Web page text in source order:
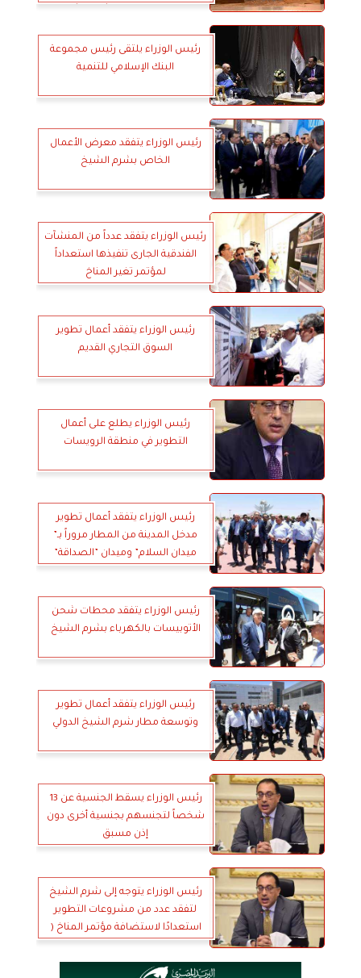
رئيس الوزراء يلتقى رئيس مجموعة
البنك الإسلامي للتنمية
رئيس الوزراء يتفقد معرض الأعمال
الخاص بشرم الشيخ
رئيس الوزراء يتفقد عدداً من المنشآت
الفندقية الجارى تنفيذها استعداداً
لمؤتمر تغير المناخ
رئيس الوزراء يتفقد أعمال تطوير
السوق التجاري القديم
رئيس الوزراء يطلع على أعمال
التطوير في منطقة الرويسات
رئيس الوزراء يتفقد أعمال تطوير
مدخل المدينة من المطار مروراً بـ”
ميدان السلام” وميدان ”الصداقة”
رئيس الوزراء يتفقد محطات شحن
الأتوبيسات بالكهرباء بشرم الشيخ
رئيس الوزراء يتفقد أعمال تطوير
وتوسعة مطار شرم الشيخ الدولي
رئيس الوزراء يسقط الجنسية عن 13
شخصاً لتجنسهم بجنسية أخرى دون
إذن مسبق
رئيس الوزراء يتوجه إلى شرم الشيخ
لتفقد عدد من مشروعات التطوير
استعدادًا لاستضافة مؤتمر المناخ (